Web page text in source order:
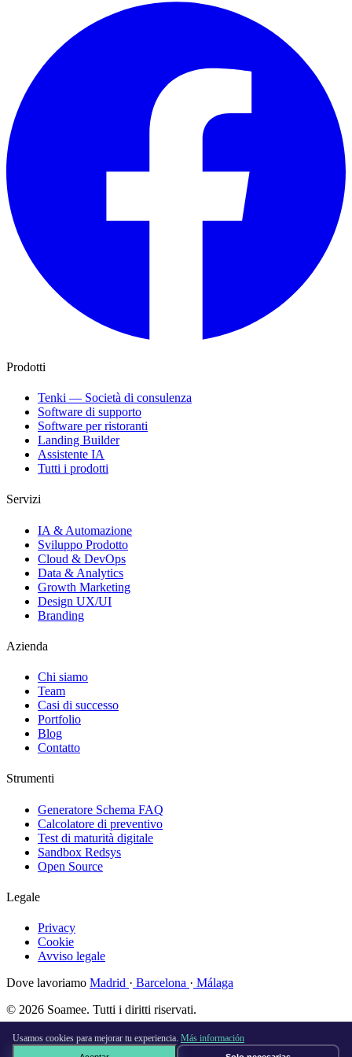
Prodotti
Tenki — Società di consulenza
Software di supporto
Software per ristoranti
Landing Builder
Assistente IA
Tutti i prodotti
Servizi
IA & Automazione
Sviluppo Prodotto
Cloud & DevOps
Data & Analytics
Growth Marketing
Design UX/UI
Branding
Azienda
Chi siamo
Team
Casi di successo
Portfolio
Blog
Contatto
Strumenti
Generatore Schema FAQ
Calcolatore di preventivo
Test di maturità digitale
Sandbox Redsys
Open Source
Legale
Privacy
Cookie
Avviso legale
Dove lavoriamo Madrid · Barcelona · Málaga
© 2026 Soamee. Tutti i diritti riservati.
Fatto con♥a Madrid
Usamos cookies para mejorar tu experiencia. Más información